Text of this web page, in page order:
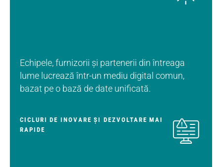
Echipele, furnizorii și partenerii din întreaga
lume lucrează într-un mediu digital comun,
bazat pe o bază de date unificată.
CICLURI DE INOVARE ȘI DEZVOLTARE MAI
RAPIDE